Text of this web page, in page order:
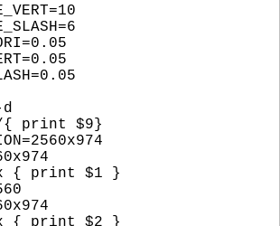
{ print $9}
{ print $1 }